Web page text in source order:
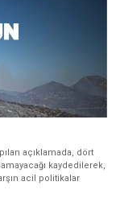
açıklamada, dört
kaydedilerek,
acil politikalar